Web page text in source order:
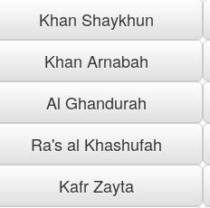
Khan Shaykhun
Khan Arnabah
Al Ghandurah
Ra's al Khashufah
Kafr Zayta